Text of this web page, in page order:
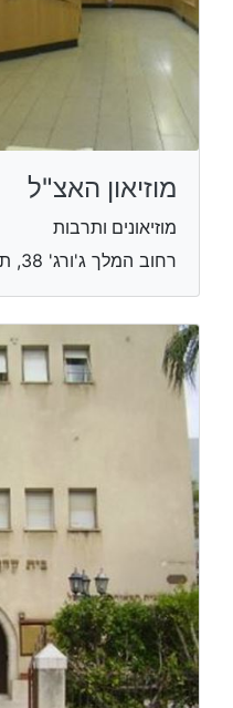
מוזיאון האצ"ל
מוזיאונים ותרבות
רחוב המלך ג'ורג' 38, תל אביב יפו